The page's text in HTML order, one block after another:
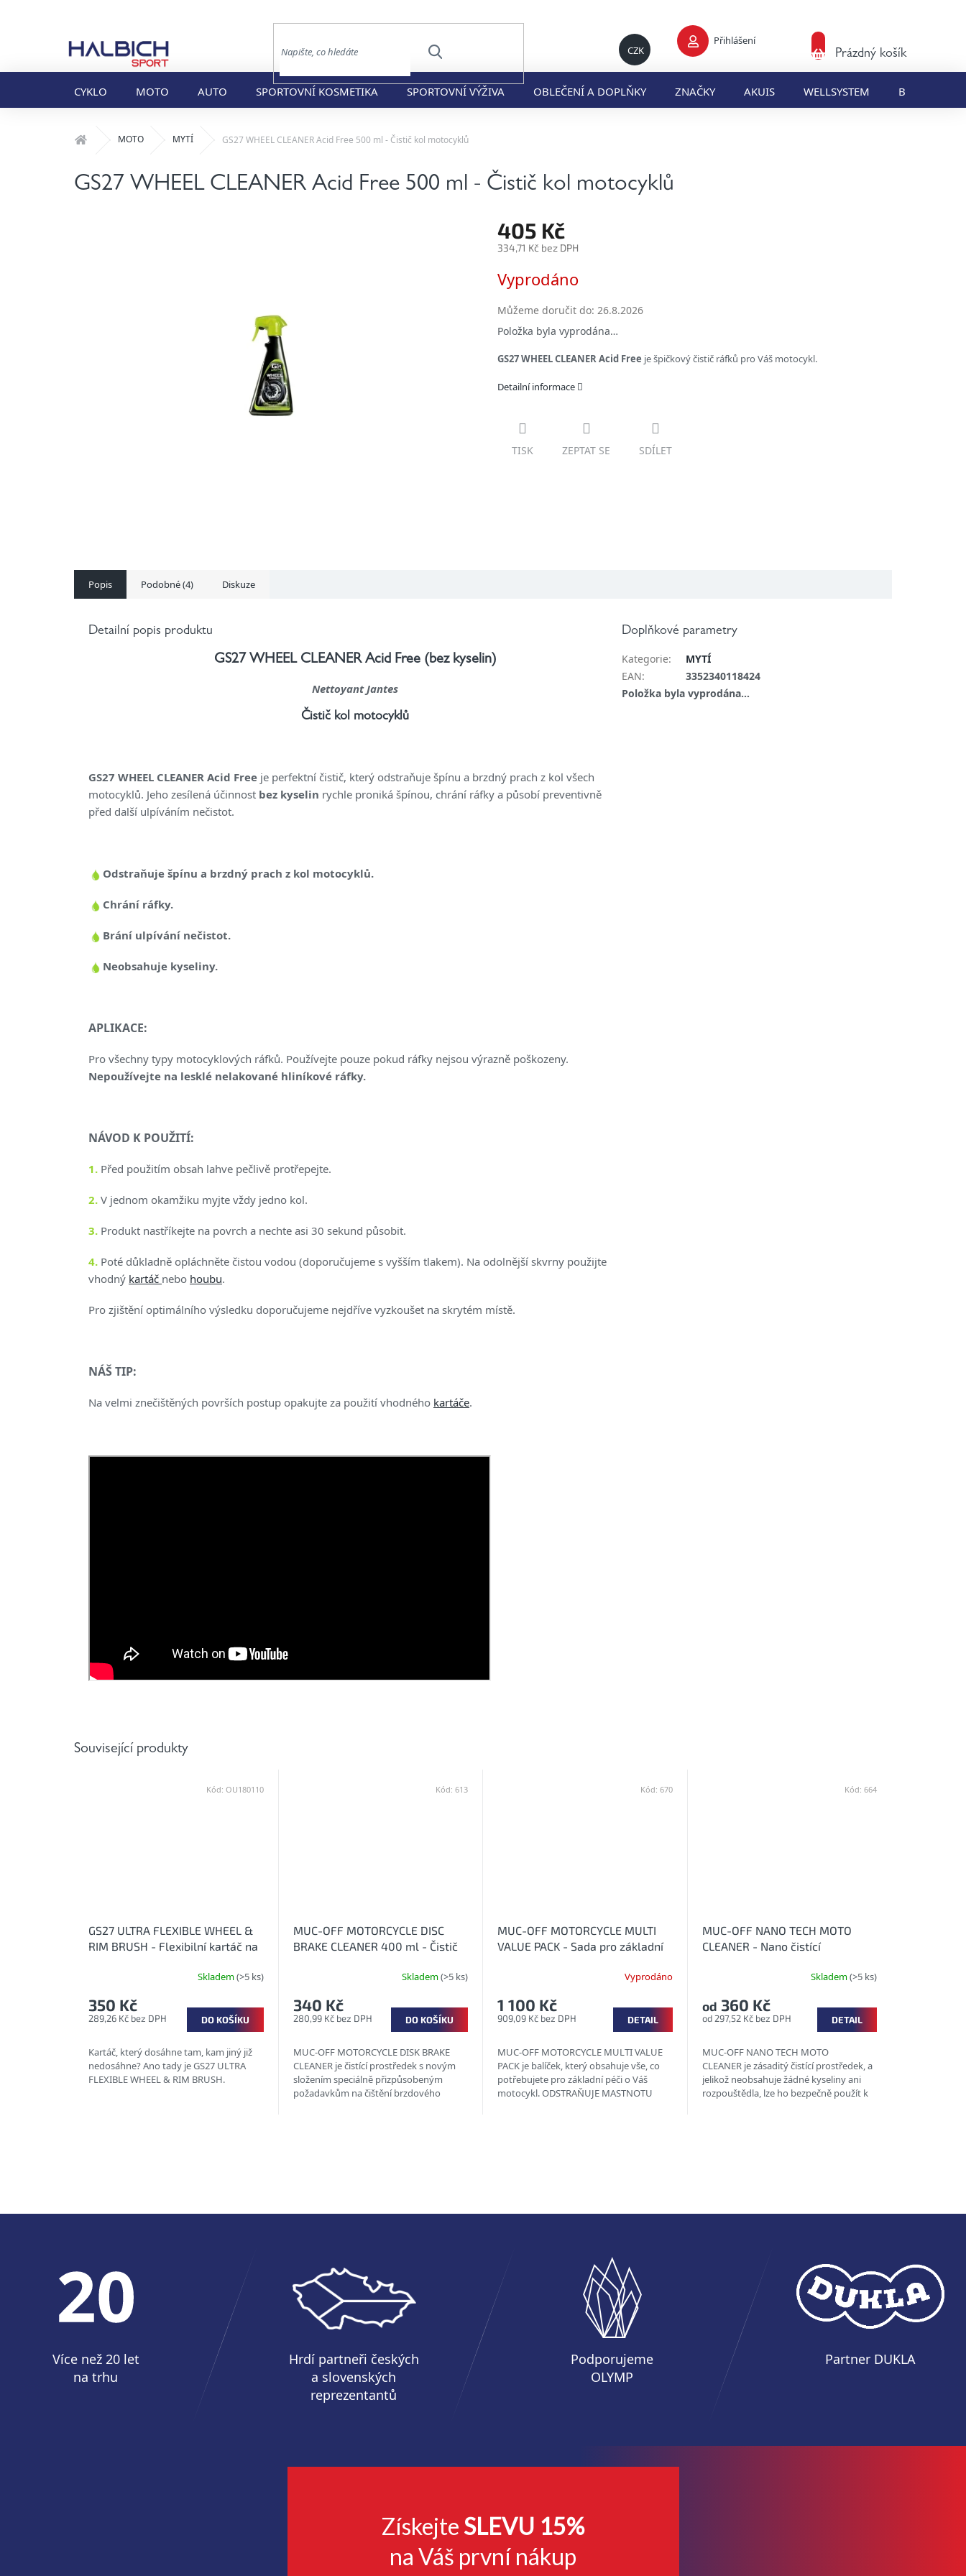
CZK
Přihlášení
HLEDAT
Nákupní
košík
Prázdný košík
CYKLO MOTO AUTO SPORTOVNÍ KOSMETIKA SPORTOVNÍ VÝŽIVA OBLEČENÍ A DOPLŇKY ZNAČKY AKUIS WELLSYSTEM BLOG
Domů MOTO MYTÍ GS27 WHEEL CLEANER Acid Free 500 ml - Čistič kol motocyklů
GS27 WHEEL CLEANER Acid Free 500 ml - Čistič kol motocyklů
405 Kč
334,71 Kč bez DPH
cena:
Vyprodáno
Můžeme doručit do: 26.8.2026
Položka byla vyprodána…
GS27 WHEEL CLEANER Acid Free je špičkový čistič ráfků pro Váš motocykl.
Detailní informace
TISK ZEPTAT SE SDÍLET
Popis Podobné (4) Diskuze
Detailní popis produktu
GS27 WHEEL CLEANER Acid Free (bez kyselin)
Nettoyant Jantes
Čistič kol motocyklů
GS27 WHEEL CLEANER Acid Free je perfektní čistič, který odstraňuje špínu a brzdný prach z kol všech
motocyklů. Jeho zesílená účinnost bez kyselin rychle proniká špínou, chrání ráfky a působí preventivně
před další ulpíváním nečistot.
Odstraňuje špínu a brzdný prach z kol motocyklů.
Chrání ráfky.
Brání ulpívání nečistot.
Neobsahuje kyseliny.
APLIKACE:
Pro všechny typy motocyklových ráfků. Používejte pouze pokud ráfky nejsou výrazně poškozeny.
Nepoužívejte na lesklé nelakované hliníkové ráfky.
NÁVOD K POUŽITÍ:
1. Před použitím obsah lahve pečlivě protřepejte.
2. V jednom okamžiku myjte vždy jedno kol.
3. Produkt nastříkejte na povrch a nechte asi 30 sekund působit.
4. Poté důkladně opláchněte čistou vodou (doporučujeme s vyšším tlakem). Na odolnější skvrny použijte
vhodný kartáč nebo houbu.
Pro zjištění optimálního výsledku doporučujeme nejdříve vyzkoušet na skrytém místě.
NÁŠ TIP:
Na velmi znečištěných površích postup opakujte za použití vhodného kartáče.
Doplňkové parametry
Kategorie:
MYTÍ
EAN:
3352340118424
Položka byla vyprodána…
Související produkty
GS27 ULTRA FLEXIBLE WHEEL &
RIM BRUSH - Flexibilní kartáč na
Skladem(>5 ks)
289,26 Kč bez DPH
350 Kč
DO KOŠÍKU
Kartáč, který dosáhne tam, kam jiný již
nedosáhne? Ano tady je GS27 ULTRA
FLEXIBLE WHEEL & RIM BRUSH.
Kód: OU180110
MUC-OFF MOTORCYCLE DISC
BRAKE CLEANER 400 ml - Čistič
Skladem(>5 ks)
280,99 Kč bez DPH
340 Kč
DO KOŠÍKU
MUC-OFF MOTORCYCLE DISK BRAKE
CLEANER je čistící prostředek s novým
složením speciálně přizpůsobeným
požadavkům na čištění brzdového
Kód: 613
MUC-OFF MOTORCYCLE MULTI
VALUE PACK - Sada pro základní
Vyprodáno
909,09 Kč bez DPH
1 100 Kč
DETAIL
MUC-OFF MOTORCYCLE MULTI VALUE
PACK je balíček, který obsahuje vše, co
potřebujete pro základní péči o Váš
motocykl. ODSTRAŇUJE MASTNOTU
Kód: 670
MUC-OFF NANO TECH MOTO
CLEANER - Nano čistící
Skladem(>5 ks)
od 297,52 Kč bez DPH
od 360 Kč
DETAIL
MUC-OFF NANO TECH MOTO
CLEANER je zásaditý čistící prostředek, a
jelikož neobsahuje žádné kyseliny ani
rozpouštědla, lze ho bezpečně použít k
Kód: 664
Více než 20 let
na trhu
Hrdí partneři českých
a slovenských
reprezentantů
Podporujeme
OLYMP
Partner DUKLA
Získejte SLEVU 15%
na Váš první nákup